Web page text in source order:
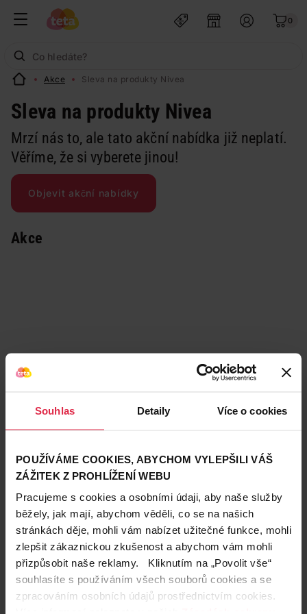
Souhlas Detaily Více o cookies
POUŽÍVÁME COOKIES, ABYCHOM VYLEPŠILI VÁŠ
ZÁŽITEK Z PROHLÍŽENÍ WEBU
Pracujeme s cookies a osobními údaji, aby naše služby
běžely, jak mají, abychom věděli, co se na našich
stránkách děje, mohli vám nabízet užitečné funkce, mohli
zlepšit zákaznickou zkušenost a abychom vám mohli
přizpůsobit naše reklamy. Kliknutím na „Povolit vše“
souhlasíte s používáním všech souborů cookies a se
zpracováním osobních údajů prostřednictvím cookies.
0
Akce Sleva na produkty Nivea
Sleva na produkty Nivea
Mrzí nás to, ale tato akční nabídka již neplatí.
Věříme, že si vyberete jinou!
Objevit akční nabídky
Akce
Teta prodejny a služby